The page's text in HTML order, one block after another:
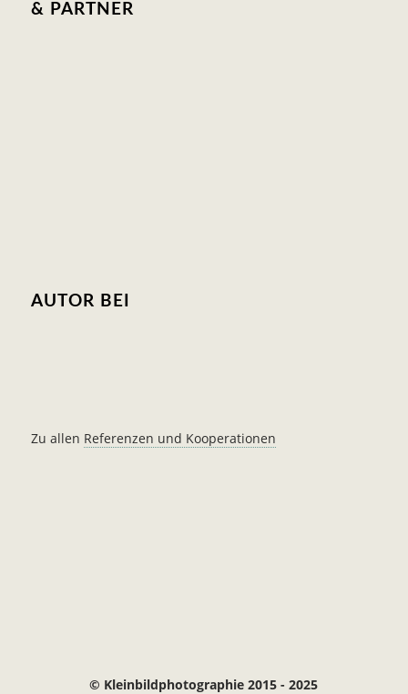
& PARTNER
AUTOR BEI
Zu allen Referenzen und Kooperationen
© Kleinbildphotographie 2015 - 2025